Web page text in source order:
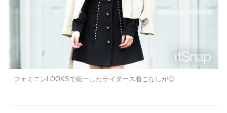
フェミニンLOOKSで統一したライダース着こなしが◎